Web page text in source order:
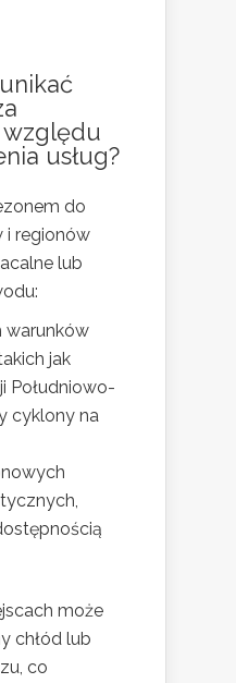
względu
usług?
do
i regionów
lub
warunków
jak
Południowo-
cyklony na
może
chłód lub
co